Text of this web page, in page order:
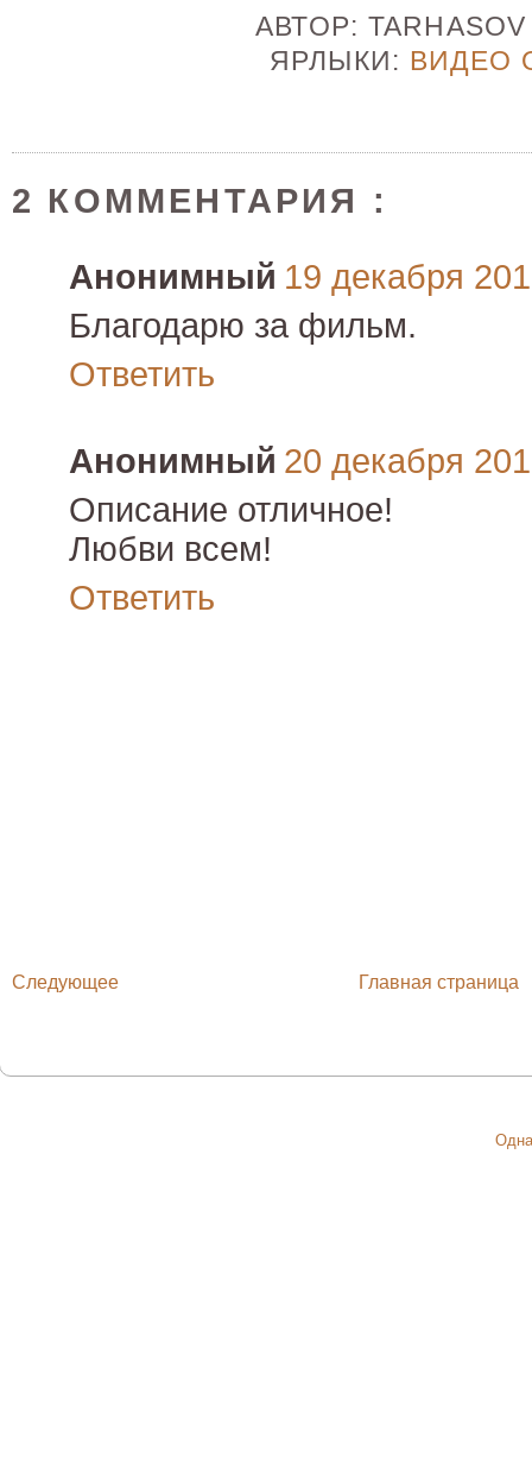
АВТОР:
ЯРЛЫКИ: ВИДЕО
2 КОММЕНТАРИЯ :
Анонимный 19 декабря
Благодарю за фильм.
Ответить
Анонимный 20 декабря
Описание отличное!
Любви всем!
Ответить
Следующее Главная страница